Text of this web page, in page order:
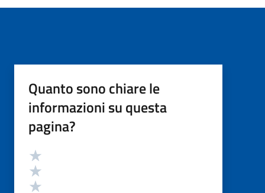
Quanto sono chiare le
informazioni su questa
pagina?
Valutazione